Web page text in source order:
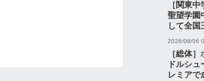
［関東
聖望学園
して全国
2026/08/06
［総体
ドルシ
レミアで